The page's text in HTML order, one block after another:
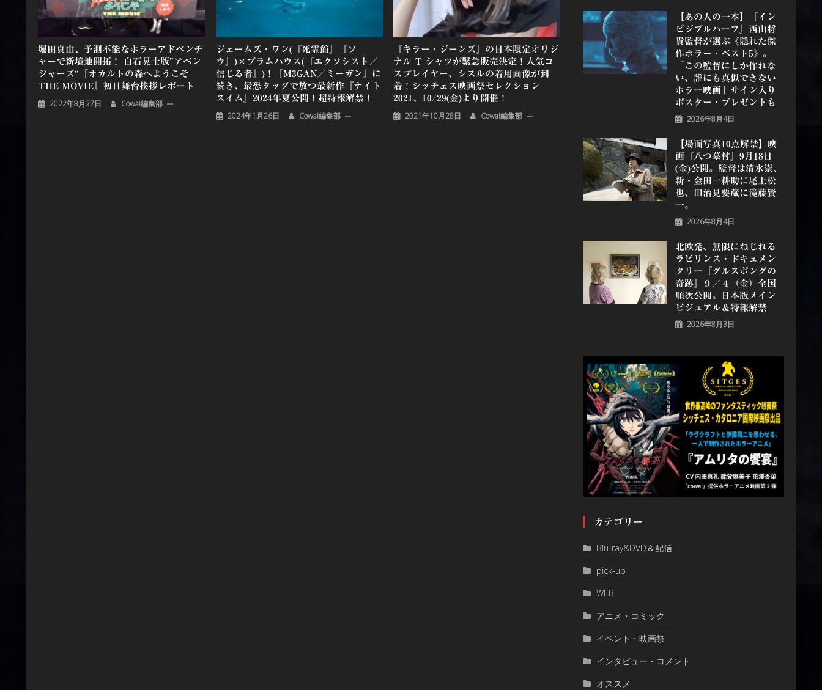
ン
堀田真由、予測不能なホラーアドベンチ
ャーで新境地開拓！ 白石晃士版”アベン
ジャーズ“『オカルトの森へようこそ
THE MOVIE』初日舞台挨拶レポート
2022年8月27日 Cowai編集部
ジェームズ・ワン(『死霊館』『ソ
ウ』)×ブラムハウス(『エクソシスト／
信じる者』)！『M3GAN／ミーガン』に
続き、最恐タッグで放つ最新作『ナイト
スイム』2024年夏公開！超特報解禁！
2024年1月26日 Cowai編集部
『キラー・ジーンズ』の日本限定オリジ
ナル T シャツが緊急販売決定！人気コ
スプレイヤー、シスルの着用画像が到
着！シッチェス映画祭セレクション
2021、10/29(金)より開催！
2021年10月28日 Cowai編集部
【あの人の一本】『イン
ビジブルハーフ』⻄⼭将
貴監督が選ぶ《隠れた傑
作ホラー・ベスト5》。
「この監督にしか作れな
い、誰にも真似できない
ホラー映画」サイン入り
ポスター・プレゼントも
2026年8月4日
【場面写真10点解禁】映
画『八つ墓村』9月18日
(金)公開。監督は清水崇、
新・金田一耕助に尾上松
也、田治見要蔵に滝藤賢
一。
2026年8月4日
北欧発、無限にねじれる
ラビリンス・ドキュメン
タリー『グルスポングの
奇跡』９／４（金）全国
順次公開。日本版メイン
ビジュアル＆特報解禁
2026年8月3日
カテゴリー
Blu-ray&DVD＆配信
pick-up
WEB
アニメ・コミック
イベント・映画祭
インタビュー・コメント
オススメ